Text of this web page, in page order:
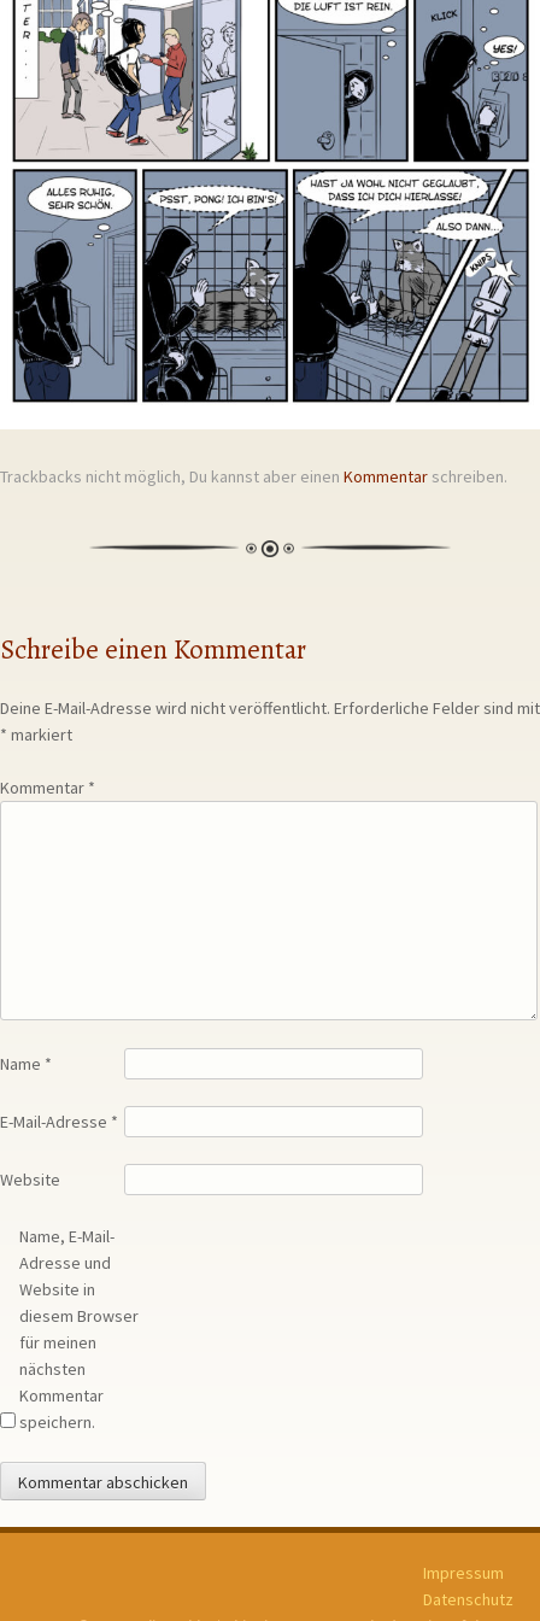
Trackbacks nicht möglich, Du kannst aber einen Kommentar schreiben.
Schreibe einen Kommentar
Deine E-Mail-Adresse wird nicht veröffentlicht. Erforderliche Felder sind mit
* markiert
Kommentar *
Name *
E-Mail-Adresse *
Website
Name, E-Mail-
Adresse und
Website in
diesem Browser
für meinen
nächsten
Kommentar
speichern.
Impressum
Datenschutz